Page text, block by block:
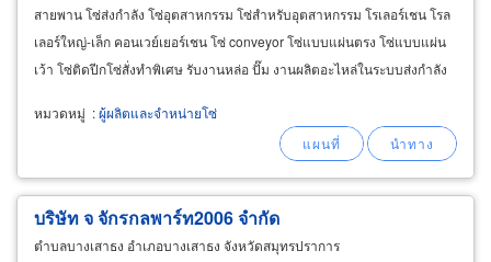
สายพาน โซ่ส่งกำลัง โซ่อุตสาหกรรม โซ่สำหรับอุตสาหกรรม โรเลอร์เชน โรล
เลอร์ใหญ่-เล็ก คอนเวย์เยอร์เชน โซ่ conveyor โซ่แบบแผ่นตรง โซ่แบบแผ่น
เว้า โซ่ติดปีกโซ่สั่งทำพิเศษ รับงานหล่อ ปั๊ม งานผลิตอะไหล่ในระบบส่งกำลัง
หมวดหมู่ :ผู้ผลิตและจำหน่ายโซ่
บริษัท จ จักรกลพาร์ท2006 จำกัด
ตำบลบางเสาธง อำเภอบางเสาธง จังหวัดสมุทรปราการ